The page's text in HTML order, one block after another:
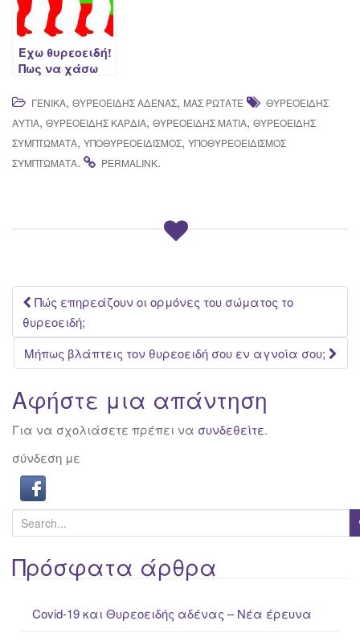
Έχω θυρεοειδή!
Πως να χάσω
κιλά;
ΓΕΝΙΚΆ, ΘΥΡΕΟΕΙΔΉΣ ΑΔΈΝΑΣ, ΜΑΣ ΡΩΤΆΤΕ
ΘΥΡΕΟΕΙΔΉΣ
ΑΥΤΙΆ, ΘΥΡΕΟΕΙΔΉΣ ΚΑΡΔΙΆ, ΘΥΡΕΟΕΙΔΉΣ ΜΆΤΙΑ, ΘΥΡΕΟΕΙΔΉΣ
ΣΥΜΠΤΏΜΑΤΑ, ΥΠΟΘΥΡΕΟΕΙΔΙΣΜΌΣ, ΥΠΟΘΥΡΕΟΕΙΔΙΣΜΌΣ
ΣΥΜΠΤΏΜΑΤΑ. PERMALINK.
Post
navigation
Πώς επηρεάζουν οι ορμόνες του σώματος το
θυρεοειδή;
Μήπως βλάπτεις τον θυρεοειδή σου εν αγνοία σου;
Αφήστε μια απάντηση
Για να σχολιάσετε πρέπει να συνδεθείτε.
σύνδεση με
e
a
rΠρόσφατα άρθρα
Covid-19 και Θυρεοειδής αδένας – Νέα έρευνα